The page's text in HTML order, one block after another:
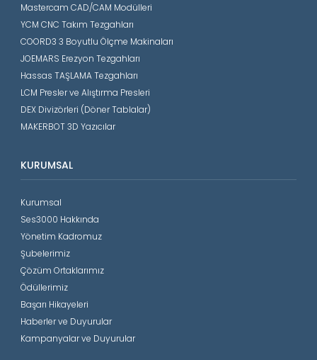
Mastercam CAD/CAM Modülleri
YCM CNC Takım Tezgahları
COORD3 3 Boyutlu Ölçme Makinaları
JOEMARS Erezyon Tezgahları
Hassas TAŞLAMA Tezgahları
LCM Presler ve Alıştırma Presleri
DEX Divizörleri (Döner Tablalar)
MAKERBOT 3D Yazıcılar
KURUMSAL
Kurumsal
Ses3000 Hakkında
Yönetim Kadromuz
Şubelerimiz
Çözüm Ortaklarımız
Ödüllerimiz
Başarı Hikayeleri
Haberler ve Duyurular
Kampanyalar ve Duyurular